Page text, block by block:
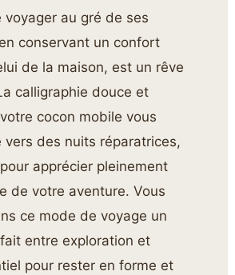
au gré de ses
conservant un confort
de la maison, est un rêve
calligraphie douce et
cocon mobile vous
vers des nuits réparatrices,
apprécier pleinement
de votre aventure. Vous
ce mode de voyage un
entre exploration et
pour rester en forme et